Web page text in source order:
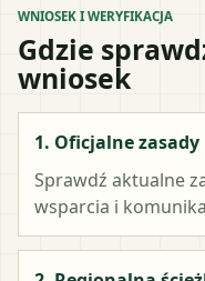
WNIOSEK I WERYFIKACJA
Gdzie
wniosek
1. Oficjalne
Sprawdź aktualne
wsparcia i